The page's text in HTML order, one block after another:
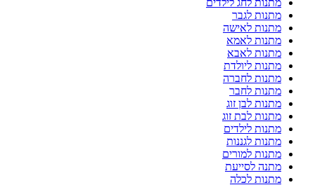
מתנות לגבר
מתנות לאישה
מתנות לאמא
מתנות לאבא
מתנות ליולדת
מתנות לחברה
מתנות לחבר
מתנות לבן זוג
מתנות לבת זוג
מתנות לילדים
מתנות לגננות
מתנות למורים
מתנה לסייעת
מתנות לכלה